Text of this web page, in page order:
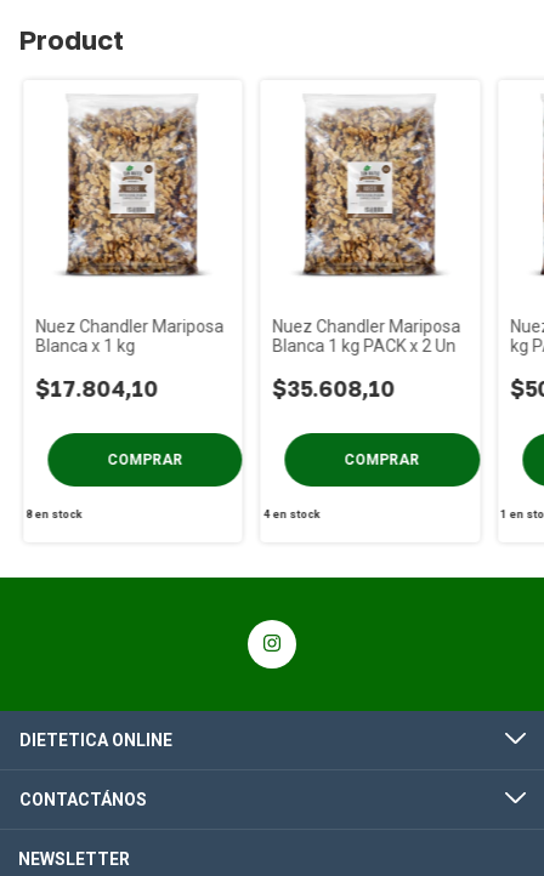
Product
Nuez Chandler Mariposa
Blanca x 1 kg
$17.804,10
8en stock
Nuez Chandler Mariposa
Blanca 1 kg PACK x 2 Un
$35.608,10
4en stock
kg
1 en
DIETETICA ONLINE
CONTACTÁNOS
NEWSLETTER